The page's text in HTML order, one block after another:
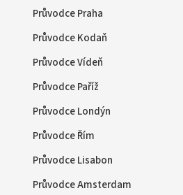
Průvodce Praha
Průvodce Kodaň
Průvodce Vídeň
Průvodce Paříž
Průvodce Londýn
Průvodce Řím
Průvodce Lisabon
Průvodce Amsterdam